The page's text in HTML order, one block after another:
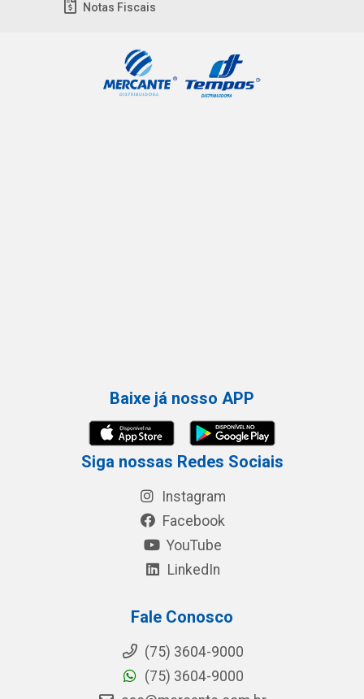
Notas Fiscais
Baixe já nosso APP
Siga nossas Redes Sociais
Instagram
Facebook
YouTube
LinkedIn
Fale Conosco
(75) 3604-9000
(75) 3604-9000